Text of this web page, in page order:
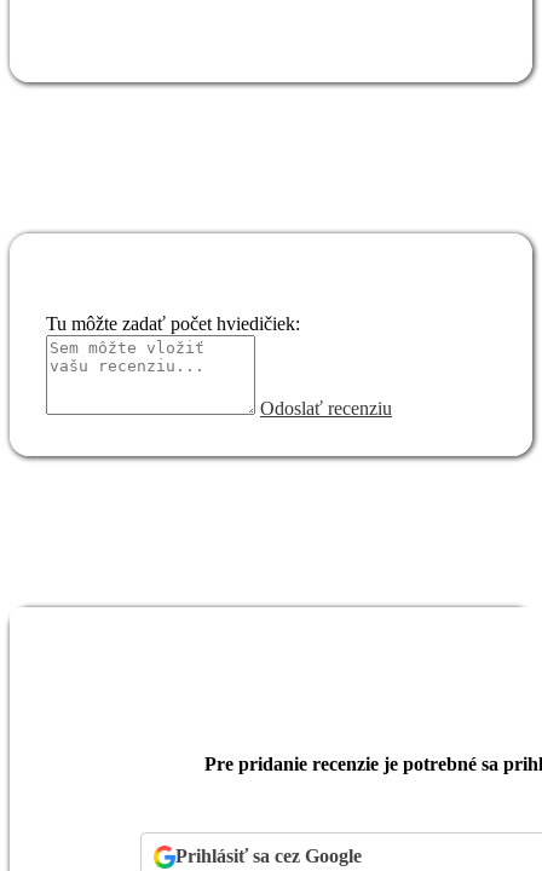
Tu môžte zadať počet hviedičiek:
Odoslať recenziu
Pre pridanie recenzie je potrebné sa
Prihlásiť sa cez Google